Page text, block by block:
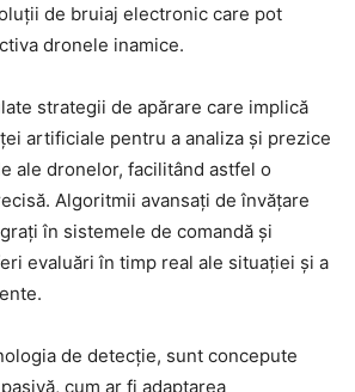
de bruiaj electronic care pot
dronele inamice.
strategii de apărare care implică
artificiale pentru a analiza și prezice
ale dronelor, facilitând astfel o
Algoritmii avansați de învățare
în sistemele de comandă și
evaluări în timp real ale situației și a
de detecție, sunt concepute
cum ar fi adaptarea